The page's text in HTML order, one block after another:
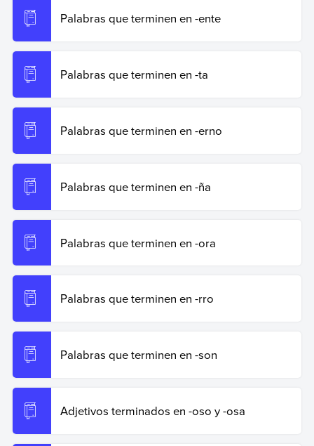
Palabras que terminen en -ente
Palabras que terminen en -ta
Palabras que terminen en -erno
Palabras que terminen en -ña
Palabras que terminen en -ora
Palabras que terminen en -rro
Palabras que terminen en -son
Adjetivos terminados en -oso y -osa